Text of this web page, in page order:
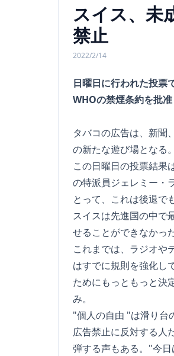
スイス、未
禁止
2022/2/14
日曜日に行われた投票
WHOの禁煙条約を批准
タバコの広告は、新聞
の新たな遊び場となる。
この日曜日の投票結果
の特派員ジェレミー・
とって、これは後退で
スイスは先進国の中で
せることができなかった
これまでは、ラジオや
はすでに規則を強化し
ためにもっともっと決
み。
"個人の自由 "は滑り台
広告禁止に反対する人
弾する声もある。"今